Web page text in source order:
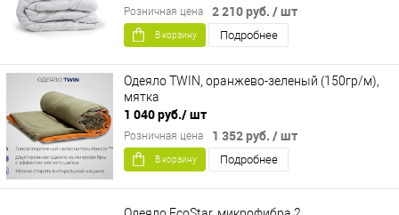
2 210 руб. / шт
Розничная цена
В корзину Подробнее
Одеяло TWIN, оранжево-зеленый (150гр/м),
мятка
1 040 руб./ шт
1 352 руб. / шт
Розничная цена
В корзину Подробнее